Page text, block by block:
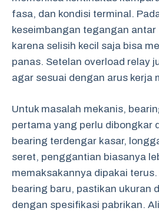
fasa, dan kondisi terminal.
keseimbangan tegangan antar
karena selisih kecil saja bisa
panas. Setelan overload relay
agar sesuai dengan arus kerja
Untuk masalah mekanis,
pertama yang perlu dibongkar
bearing terdengar kasar,
seret, penggantian biasanya
memaksakannya dipakai
bearing baru, pastikan ukuran
dengan spesifikasi pabrikan.